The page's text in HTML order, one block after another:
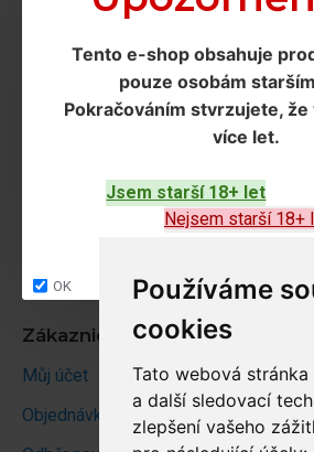
Používáme
cookies
Tato webová
a další sledovací
zlepšení vašeho
Tento e-shop obsahuje
pouze osobám
Pokračováním stvrzujete, že
více let.
Jsem starší 18+ let
Nejsem starší 18+
OK
Ochrana os. údajů
Obchodní podmínky
Site map
Zákaznický účet
Můj účet
Objednávky